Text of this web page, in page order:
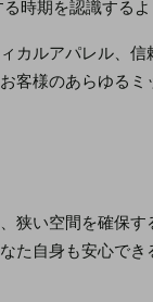
時期を認識する
カルアパレル、
客様のあらゆるミ
狭い空間を確保
た自身も安心で